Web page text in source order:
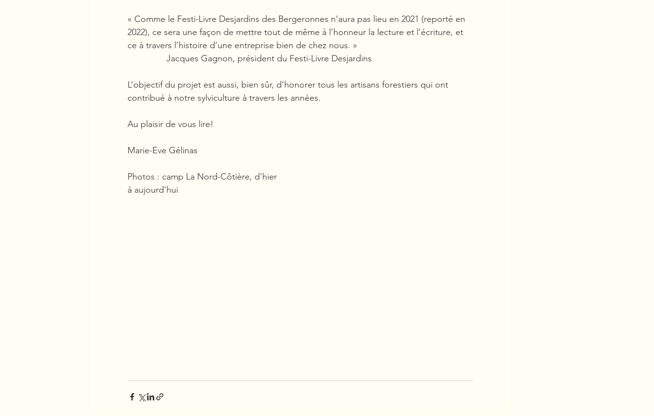
« Comme le Festi-Livre Desjardins des Bergeronnes n’aura pas lieu en 2021 (reporté en
2022), ce sera une façon de mettre tout de même à l’honneur la lecture et l’écriture, et
ce à travers l’histoire d’une entreprise bien de chez nous. »
Jacques Gagnon, président du Festi-Livre Desjardins
L’objectif du projet est aussi, bien sûr, d’honorer tous les artisans forestiers qui ont
contribué à notre sylviculture à travers les années.
Au plaisir de vous lire!
Marie-Eve Gélinas
Photos : camp La Nord-Côtière, d'hier
à aujourd'hui